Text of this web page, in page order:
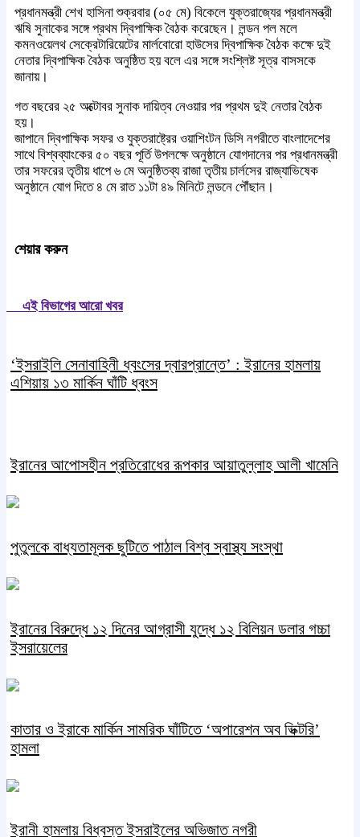
প্রধানমন্ত্রী শেখ হাসিনা শুক্রবার (০৫ মে) বিকেলে যুক্তরাজ্যের প্রধানমন্ত্রী
ঋষি সুনাকের সঙ্গে প্রথম দ্বিপাক্ষিক বৈঠক করেছেন। লন্ডন পল মলে
কমনওয়েলথ সেক্রেটারিয়েটের মার্লবোরো হাউসের দ্বিপাক্ষিক বৈঠক কক্ষে দুই
নেতার দ্বিপাক্ষিক বৈঠক অনুষ্ঠিত হয় বলে এর সঙ্গে সংশ্লিষ্ট সূত্র বাসসকে
জানায়।
গত বছরের ২৫ অক্টোবর সুনাক দায়িত্ব নেওয়ার পর প্রথম দুই নেতার বৈঠক
হয়।
জাপানে দ্বিপাক্ষিক সফর ও যুক্তরাষ্ট্রের ওয়াশিংটন ডিসি নগরীতে বাংলাদেশের
সাথে বিশ্বব্যাংকের ৫০ বছর পূর্তি উপলক্ষে অনুষ্ঠানে যোগদানের পর প্রধানমন্ত্রী
তার সফরের তৃতীয় ধাপে ৬ মে অনুষ্ঠিতব্য রাজা তৃতীয় চার্লসের রাজ্যাভিষেক
অনুষ্ঠানে যোগ দিতে ৪ মে রাত ১১টা ৪৯ মিনিটে লন্ডনে পৌঁছান।
শেয়ার করুন
এই বিভাগের আরো খবর
‘ইসরাইলি সেনাবাহিনী ধ্বংসের দ্বারপ্রান্তে’ : ইরানের হামলায়
এশিয়ায় ১৩ মার্কিন ঘাঁটি ধ্বংস
ইরানের আপোসহীন প্রতিরোধের রূপকার আয়াতুল্লাহ আলী খামেনি
পুতুলকে বাধ্যতামূলক ছুটিতে পাঠাল বিশ্ব স্বাস্থ্য সংস্থা
ইরানের বিরুদ্ধে ১২ দিনের আগ্রাসী যুদ্ধে ১২ বিলিয়ন ডলার গচ্চা
ইসরায়েলের
কাতার ও ইরাকে মার্কিন সামরিক ঘাঁটিতে ‘অপারেশন অব ভিক্টরি’
হামলা
ইরানী হামলায় বিধ্বস্ত ইসরাইলের অভিজাত নগরী